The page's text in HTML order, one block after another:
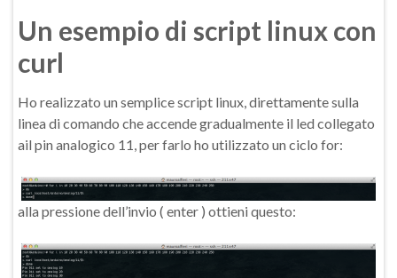
Un esempio di script linux con
curl
Ho realizzato un semplice script linux, direttamente sulla
linea di comando che accende gradualmente il led collegato
ail pin analogico 11, per farlo ho utilizzato un ciclo for:
alla pressione dell’invio ( enter ) ottieni questo: